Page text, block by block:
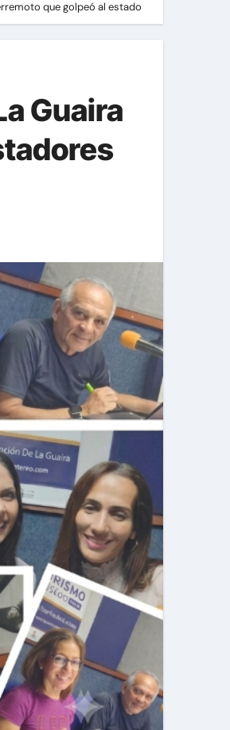
que golpeó al estado
Guaira